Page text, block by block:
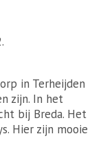
in Terheijden
zijn. In het
bij Breda. Het
Hier zijn mooie